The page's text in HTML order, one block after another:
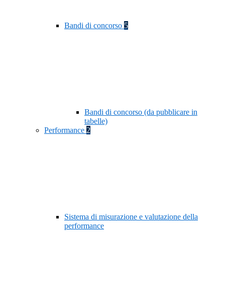
Bandi di concorso 5
Bandi di concorso (da pubblicare in
tabelle)
Performance 2
Sistema di misurazione e valutazione della
performance